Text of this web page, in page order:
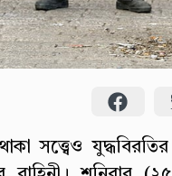
থাকা সত্ত্বেও